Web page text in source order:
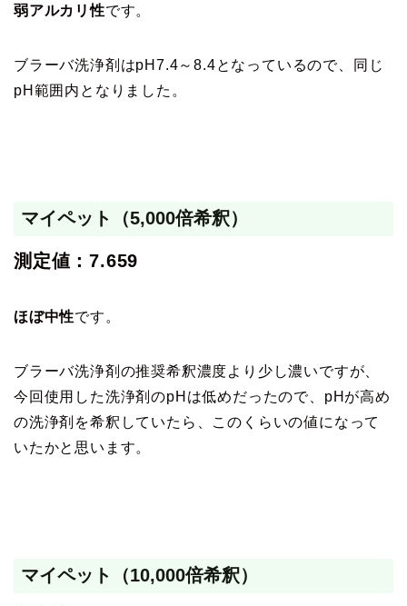
弱アルカリ性です。
ブラーバ洗浄剤はpH7.4～8.4となっているので、同じ
pH範囲内となりました。
マイペット（5,000倍希釈）
測定値：7.659
ほぼ中性です。
ブラーバ洗浄剤の推奨希釈濃度より少し濃いですが、
今回使用した洗浄剤のpHは低めだったので、pHが高め
の洗浄剤を希釈していたら、このくらいの値になって
いたかと思います。
マイペット（10,000倍希釈）